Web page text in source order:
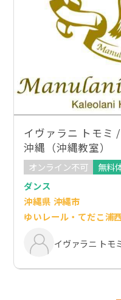
イヴァラニ トモミ
沖縄（沖縄教室）
オンライン不可
無料
ダンス
沖縄県 沖縄市
ゆいレール・てだこ浦
イヴァラニ トモ